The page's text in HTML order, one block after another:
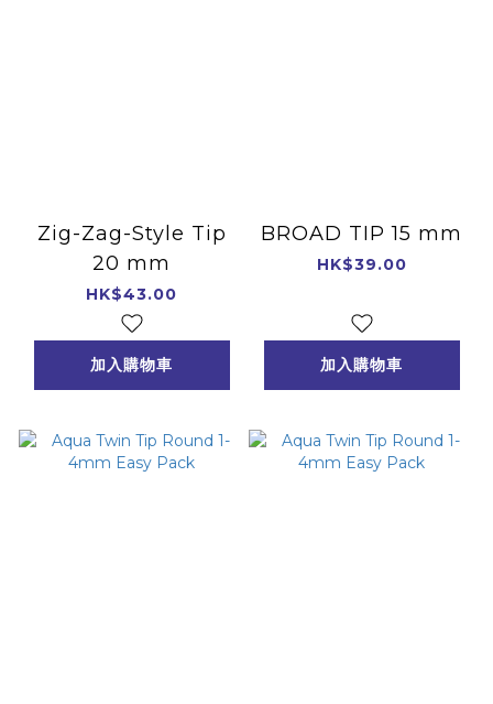
Zig-Zag-Style Tip
20 mm
HK$43.00
加入購物車
BROAD TIP 15 mm
HK$39.00
加入購物車